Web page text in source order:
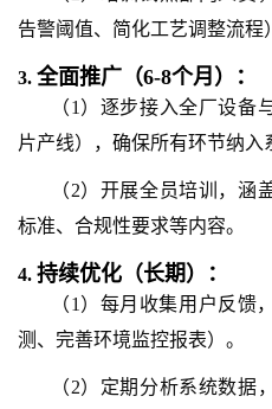
告警阈值、简化工艺调整流程
3. 全面推广（6-8个月）：
（1）逐步接入全厂设备
片产线），确保所有环节纳入
（2）开展全员培训，涵
标准、合规性要求等内容。
4. 持续优化（长期）：
（1）每月收集用户反馈
测、完善环境监控报表）。
（2）定期分析系统数据